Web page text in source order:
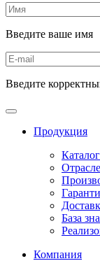
Введите ваше имя
Введите
Продукция
База
Компания